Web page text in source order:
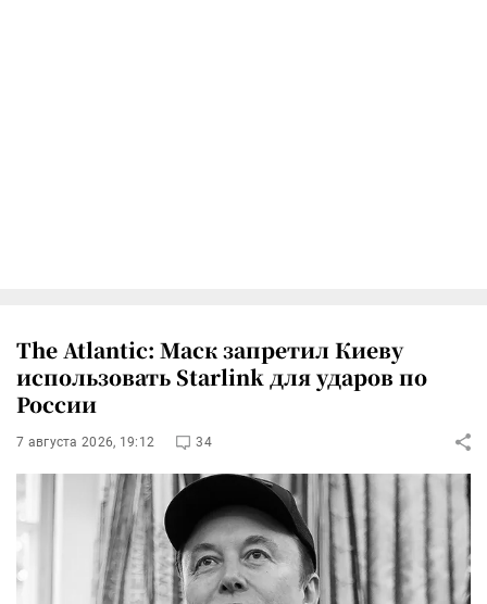
The Atlantic: Маск запретил Киеву
использовать Starlink для ударов по
России
7 августа 2026, 19:12 34